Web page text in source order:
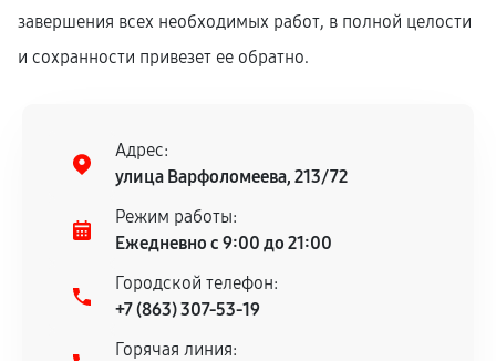
завершения всех необходимых работ, в полной целости
и сохранности привезет ее обратно.
Адрес:
улица Варфоломеева, 213/72
Режим работы:
Ежедневно с 9:00 до 21:00
Городской телефон:
+7 (863) 307-53-19
Горячая линия: